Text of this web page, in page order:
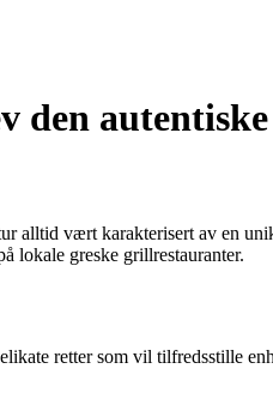
autentiske
alltid vært karakterisert av en
lokale greske grillrestauranter.
retter som vil tilfredsstille